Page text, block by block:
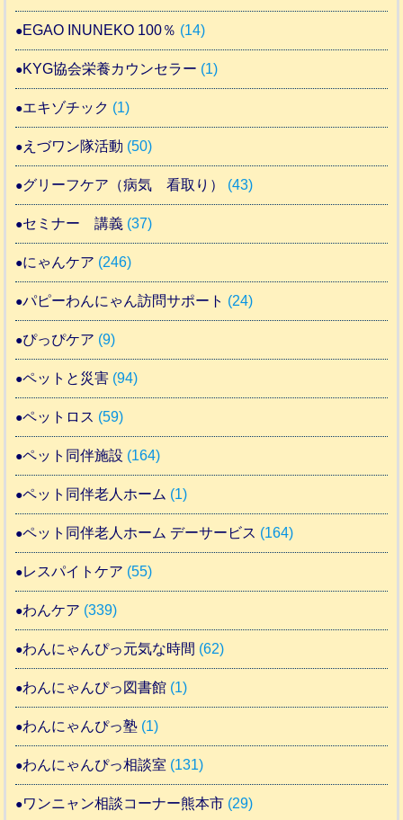
EGAO INUNEKO 100％ (14)
KYG協会栄養カウンセラー (1)
エキゾチック (1)
えづワン隊活動 (50)
グリーフケア（病気 看取り） (43)
セミナー 講義 (37)
にゃんケア (246)
パピーわんにゃん訪問サポート (24)
ぴっぴケア (9)
ペットと災害 (94)
ペットロス (59)
ペット同伴施設 (164)
ペット同伴老人ホーム (1)
ペット同伴老人ホーム デーサービス (164)
レスパイトケア (55)
わんケア (339)
わんにゃんぴっ元気な時間 (62)
わんにゃんぴっ図書館 (1)
わんにゃんぴっ塾 (1)
わんにゃんぴっ相談室 (131)
ワンニャン相談コーナー熊本市 (29)